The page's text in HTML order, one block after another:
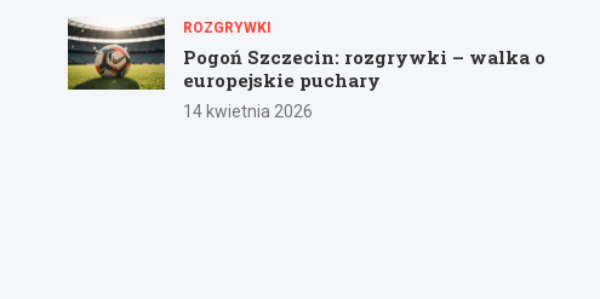
ROZGRYWKI
Pogoń Szczecin: rozgrywki – walka o
europejskie puchary
14 kwietnia 2026